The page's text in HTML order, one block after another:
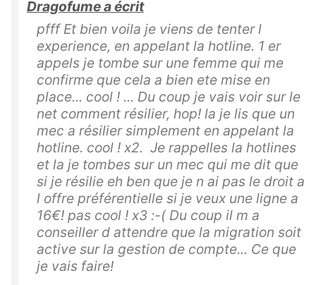
Dragofume a écrit
pfff Et bien voila je viens de tenter l
experience, en appelant la hotline. 1 er
appels je tombe sur une femme qui me
confirme que cela a bien ete mise en
place... cool ! ... Du coup je vais voir sur le
net comment résilier, hop! la je lis que un
mec a résilier simplement en appelant la
hotline. cool ! x2. Je rappelles la hotlines
et la je tombes sur un mec qui me dit que
si je résilie eh ben que je n ai pas le droit a
l offre préférentielle si je veux une ligne a
16€! pas cool ! x3 :-( Du coup il m a
conseiller d attendre que la migration soit
active sur la gestion de compte... Ce que
je vais faire!